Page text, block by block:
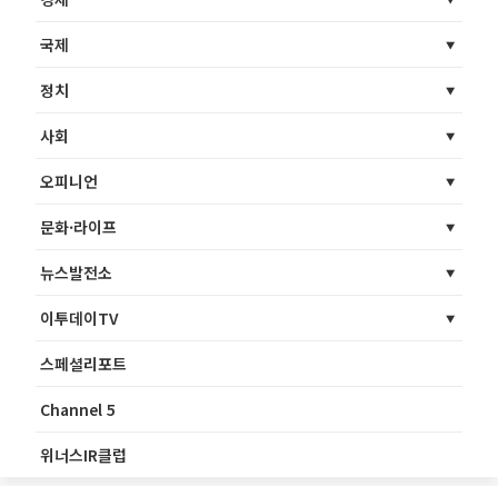
국제
정치
사회
오피니언
문화·라이프
뉴스발전소
이투데이TV
스페셜리포트
Channel 5
위너스IR클럽